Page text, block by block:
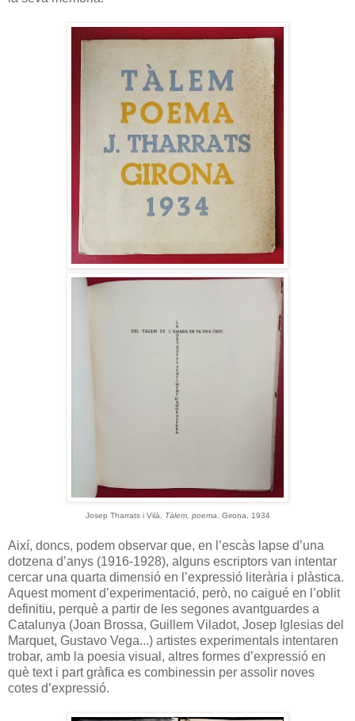
Josep Tharrats i Vilà. Tàlem, poema. Girona, 1934
Així, doncs, podem observar que, en l’escàs lapse d’una
dotzena d’anys (1916-1928), alguns escriptors van intentar
cercar una quarta dimensió en l’expressió literària i plàstica.
Aquest moment d’experimentació, però, no caigué en l’oblit
definitiu, perquè a partir de les segones avantguardes a
Catalunya (Joan Brossa, Guillem Viladot, Josep Iglesias del
Marquet, Gustavo Vega...) artistes experimentals intentaren
trobar, amb la poesia visual, altres formes d’expressió en
què text i part gràfica es combinessin per assolir noves
cotes d’expressió.